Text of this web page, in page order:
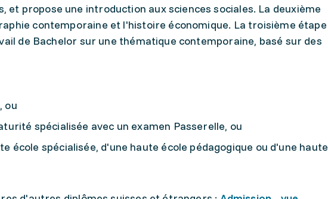
et propose une introduction aux sciences sociales. La deuxième
contemporaine et l'histoire économique. La troisième étape
de Bachelor sur une thématique contemporaine, basé sur des
ou
spécialisée avec un examen Passerelle, ou
école spécialisée, d'une haute école pédagogique ou d'une haute